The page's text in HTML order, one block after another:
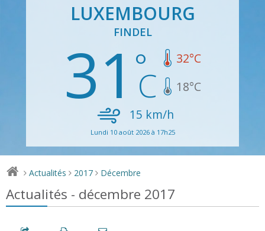
LUXEMBOURG
FINDEL
31 32°C
18°C
15 km/h
Lundi 10 août 2026 à 17h25
> Actualités > 2017 > Décembre
Actualités - décembre 2017